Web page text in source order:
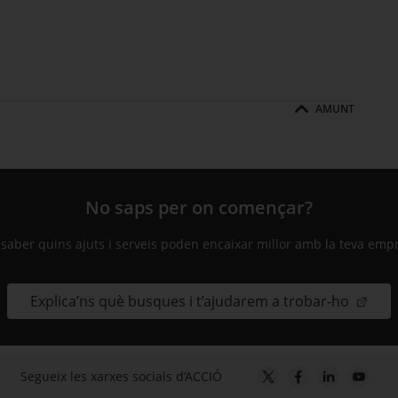
AMUNT
No saps per on començar?
quins ajuts i serveis poden encaixar millor amb la teva
Explica’ns què busques i t’ajudarem a trobar-ho
Segueix les xarxes socials d’ACCIÓ